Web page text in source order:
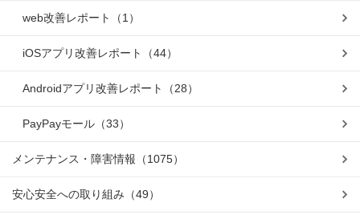
web改善レポート （1）
iOSアプリ改善レポート （44）
Androidアプリ改善レポート （28）
PayPayモール （33）
メンテナンス・障害情報 （1075）
安心安全への取り組み （49）